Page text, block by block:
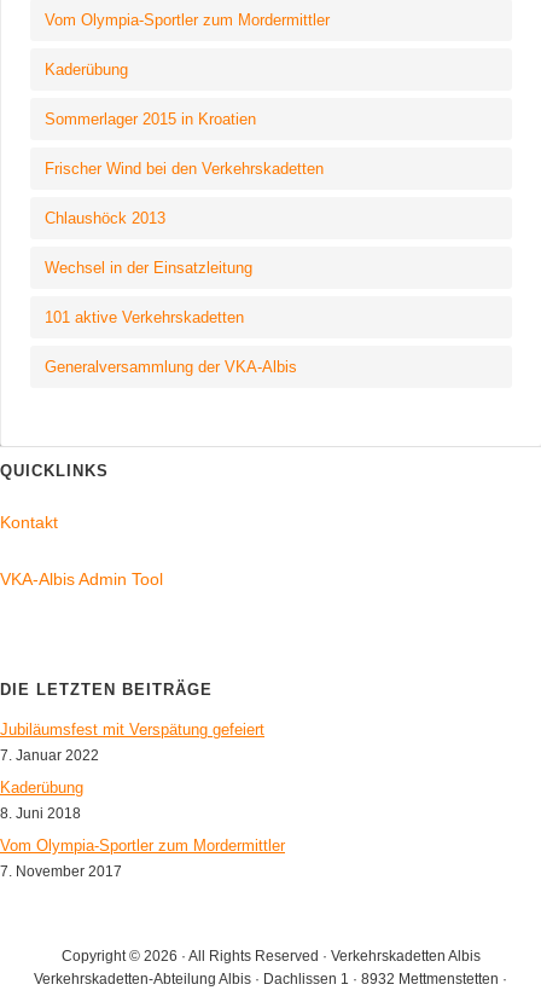
Vom Olympia-Sportler zum Mordermittler
Kaderübung
Sommerlager 2015 in Kroatien
Frischer Wind bei den Verkehrskadetten
Chlaushöck 2013
Wechsel in der Einsatzleitung
101 aktive Verkehrskadetten
Generalversammlung der VKA-Albis
QUICKLINKS
Kontakt
VKA-Albis Admin Tool
DIE LETZTEN BEITRÄGE
Jubiläumsfest mit Verspätung gefeiert
7. Januar 2022
Kaderübung
8. Juni 2018
Vom Olympia-Sportler zum Mordermittler
7. November 2017
Copyright © 2026 · All Rights Reserved · Verkehrskadetten Albis
Verkehrskadetten-Abteilung Albis · Dachlissen 1 · 8932 Mettmenstetten ·